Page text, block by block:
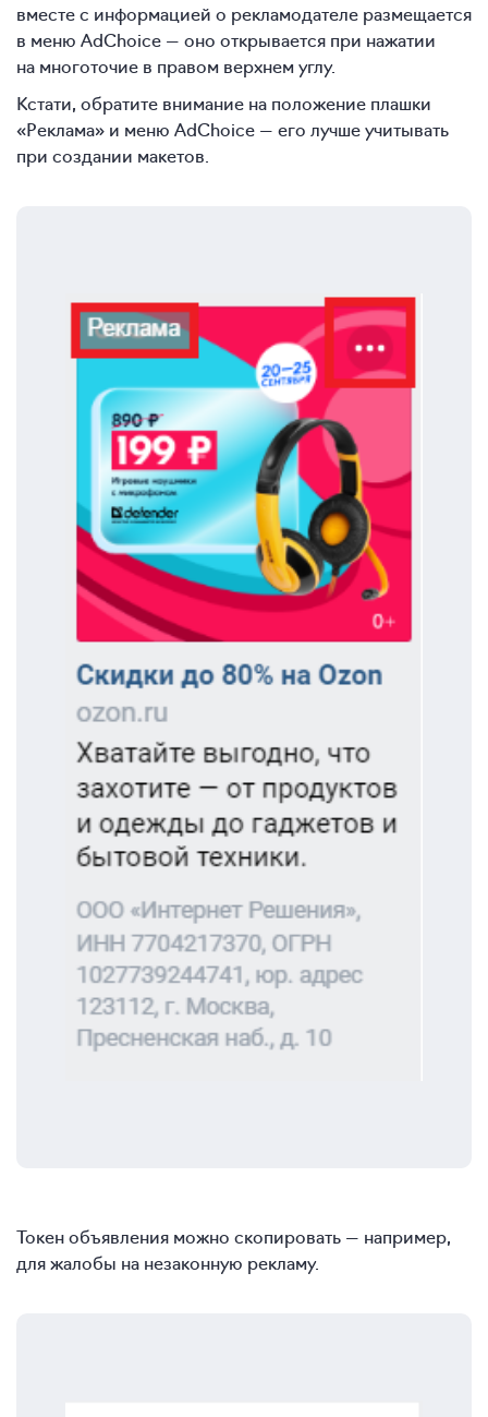
вместе с информацией о рекламодателе размещается
в меню AdChoice — оно открывается при нажатии
на многоточие в правом верхнем углу.
Кстати, обратите внимание на положение плашки
«Реклама» и меню AdChoice — его лучше учитывать
при создании макетов.
Токен объявления можно скопировать — например,
для жалобы на незаконную рекламу.